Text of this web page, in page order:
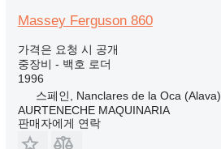
Massey Ferguson 860
가격은 요청 시 공개
중장비 - 백호 로더
1996
스페인, Nanclares de la Oca (Alava)
AURTENECHE MAQUINARIA
판매자에게 연락